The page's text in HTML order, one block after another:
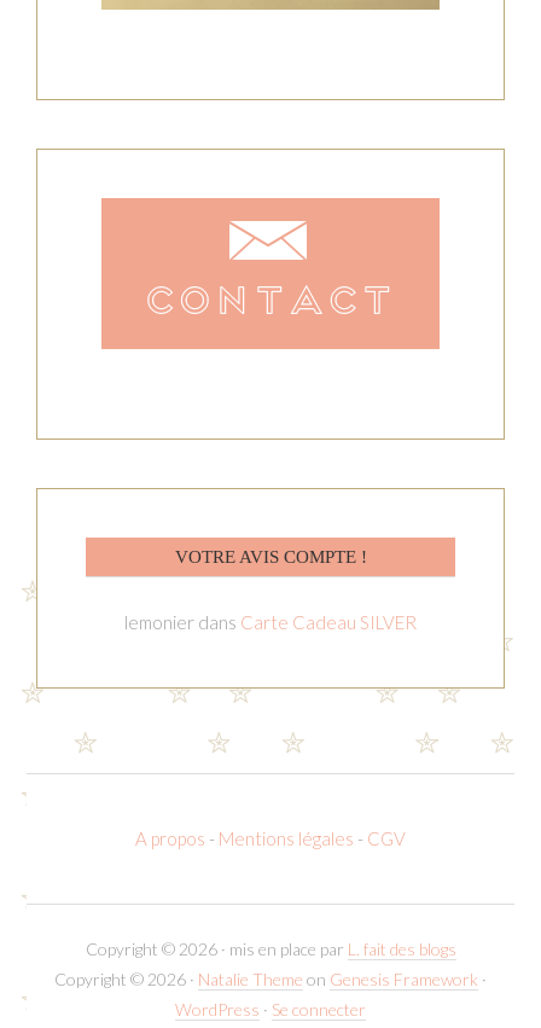
VOTRE AVIS COMPTE !
lemonier dans Carte Cadeau SILVER
A propos - Mentions légales - CGV
Copyright © 2026 · mis en place par L. fait des blogs
Copyright © 2026 · Natalie Theme on Genesis Framework ·
WordPress · Se connecter